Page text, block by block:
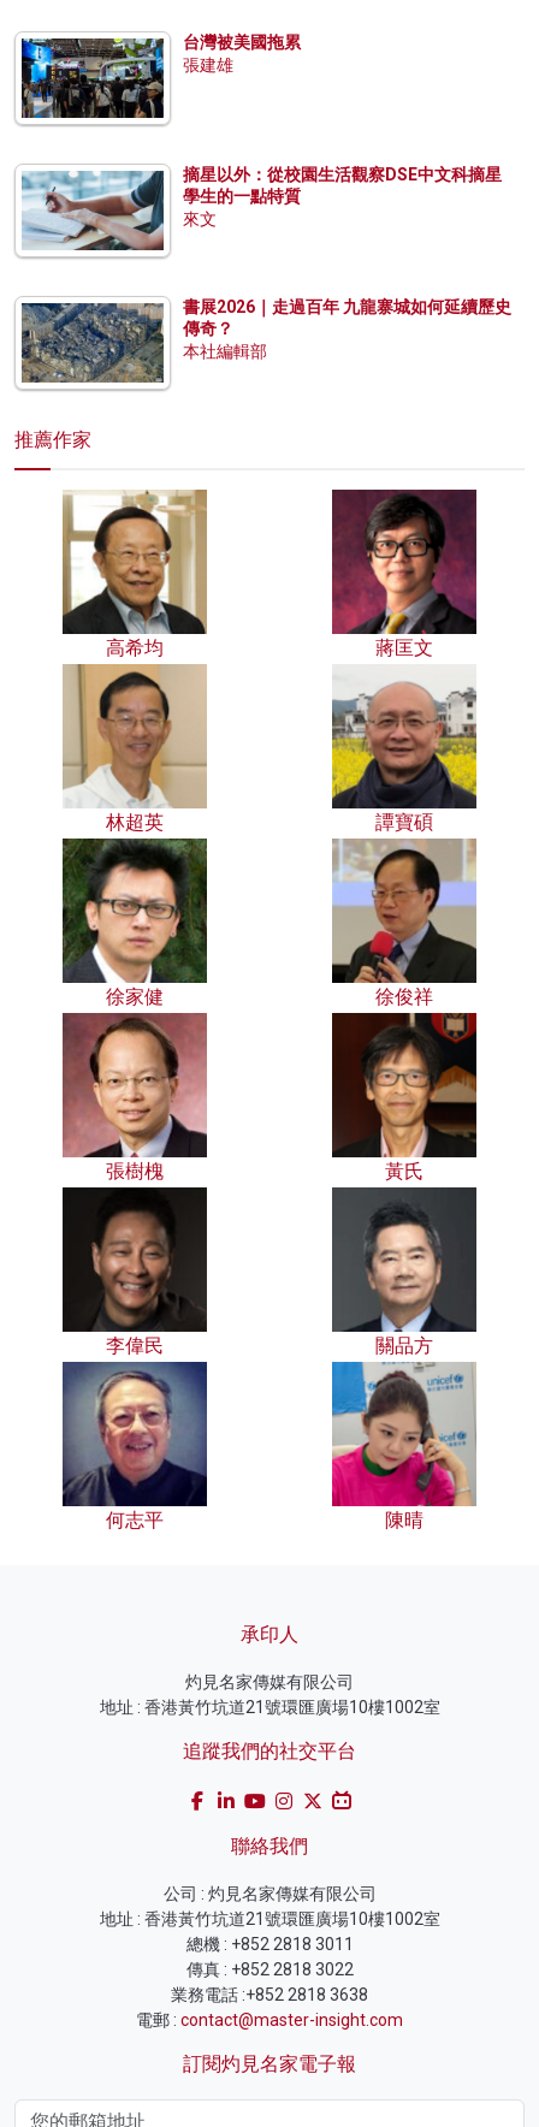
台灣被美國拖累
張建雄
摘星以外：從校園生活觀察DSE中文科摘星
學生的一點特質
來文
書展2026｜走過百年 九龍寨城如何延續歷史
傳奇？
本社編輯部
推薦作家
高希均 蔣匡文
林超英 譚寶碩
徐家健 徐俊祥
張樹槐 黃氏
李偉民 關品方
何志平 陳晴
承印人
灼見名家傳媒有限公司
地址 : 香港黃竹坑道21號環匯廣場10樓1002室
追蹤我們的社交平台
聯絡我們
公司 : 灼見名家傳媒有限公司
地址 : 香港黃竹坑道21號環匯廣場10樓1002室
總機 : +852 2818 3011
傳真 : +852 2818 3022
業務電話 :+852 2818 3638
電郵 : contact@master-insight.com
訂閱灼見名家電子報